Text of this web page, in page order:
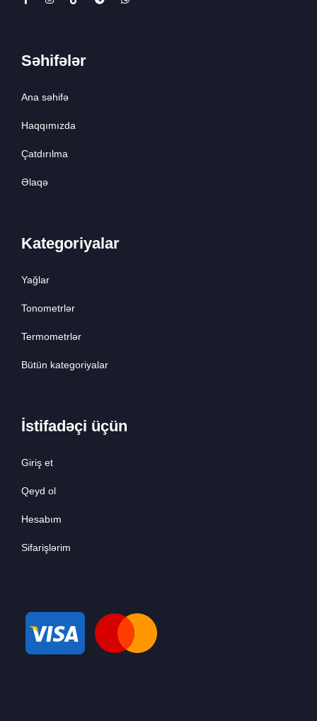
Səhifələr
Ana səhifə
Haqqımızda
Çatdırılma
Əlaqə
Kategoriyalar
Yağlar
Tonometrlər
Termometrlər
Bütün kategoriyalar
İstifadəçi üçün
Giriş et
Qeyd ol
Hesabım
Sifarişlərim